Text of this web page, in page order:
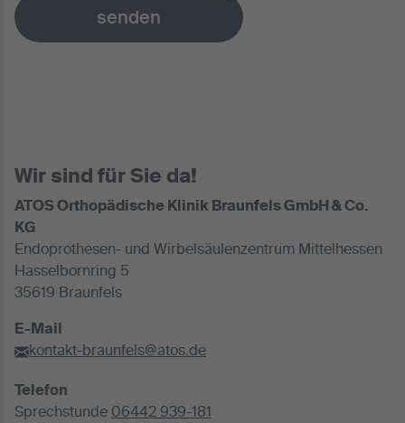
senden
Wir sind für Sie da!
ATOS Orthopädische Klinik Braunfels GmbH & Co.
KG
Endoprothesen- und Wirbelsäulenzentrum Mittelhessen
Hasselbornring 5
35619 Braunfels
E-Mail
kontakt-braunfels@atos.de
Telefon
Sprechstunde 06442 939-181